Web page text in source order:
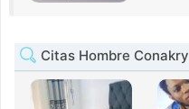
Citas Hombre Conakry